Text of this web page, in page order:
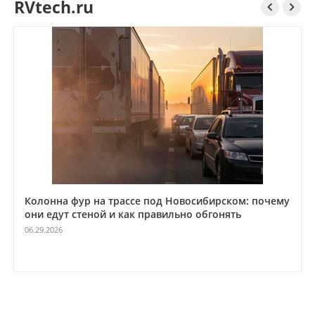
RVtech.ru
 
Автомобильная цифровая радиостанция АРГУТ
А‑1000D с функцией одночастотного ретранслятора
для объектов связи под ключ